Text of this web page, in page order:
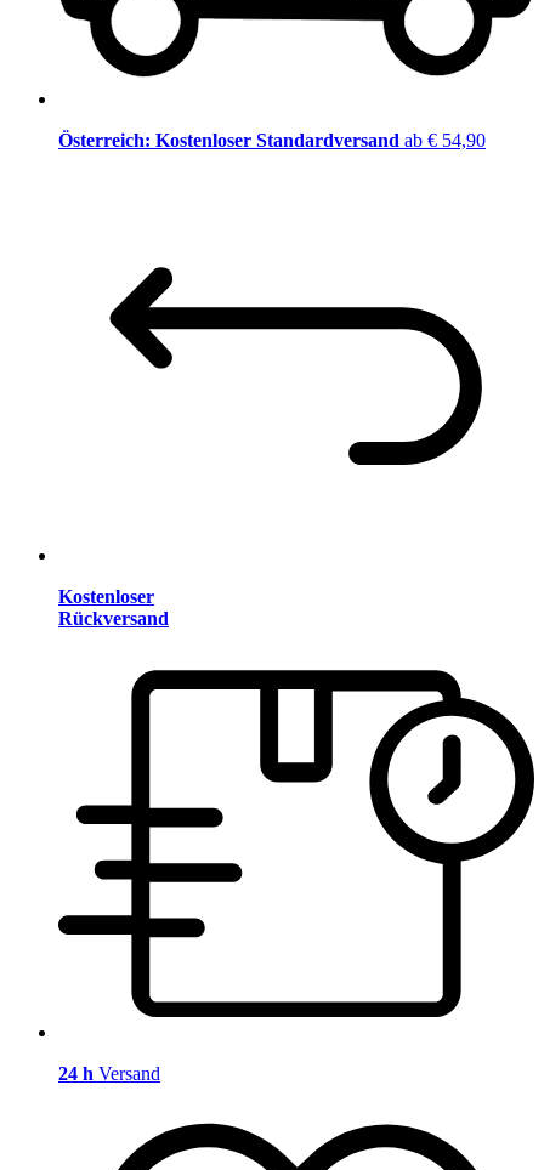
Österreich: Kostenloser Standardversand ab € 54,90
Kostenloser
Rückversand
24 h Versand